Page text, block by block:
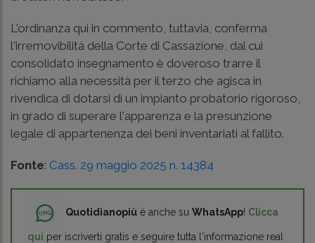
L'ordinanza qui in commento, tuttavia, conferma
l'irremovibilità della Corte di Cassazione, dal cui
consolidato insegnamento è doveroso trarre il
richiamo alla necessità per il terzo che agisca in
rivendica di dotarsi di un impianto probatorio rigoroso,
in grado di superare l'apparenza e la presunzione
legale di appartenenza dei beni inventariati al fallito.
Fonte: Cass. 29 maggio 2025 n. 14384
Quotidianopiù è anche su WhatsApp! Clicca
qui per iscriverti gratis e seguire tutta l'informazione real